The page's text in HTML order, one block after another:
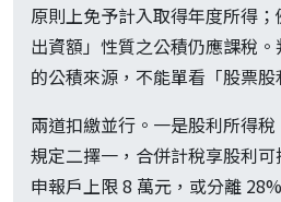
原則上免予計入取得年度所得
出資額」性質之公積仍應課稅
的公積來源，不能單看「股票股
兩道扣繳並行。一是股利所得
規定二擇一，合併計稅享股利
申報戶上限 8 萬元，或分離